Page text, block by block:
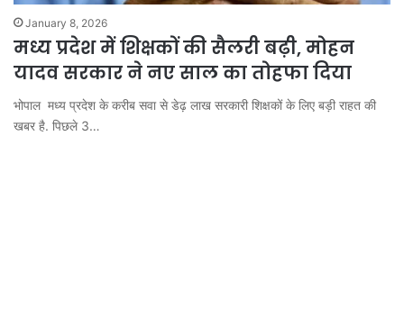
January 8, 2026
मध्य प्रदेश में शिक्षकों की सैलरी बढ़ी, मोहन
यादव सरकार ने नए साल का तोहफा दिया
भोपाल मध्य प्रदेश के करीब सवा से डेढ़ लाख सरकारी शिक्षकों के लिए बड़ी राहत की
खबर है. पिछले 3…